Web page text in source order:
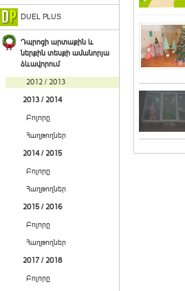
DUEL PLUS
Դպրոցի արտաքին և
ներքին տեսքի ամանորյա
ձևավորում
2012 / 2013
2013 / 2014
Բոլորը
Հաղթողներ
2014 / 2015
Բոլորը
Հաղթողներ
2015 / 2016
Բոլորը
Հաղթողներ
2017 / 2018
Բոլորը